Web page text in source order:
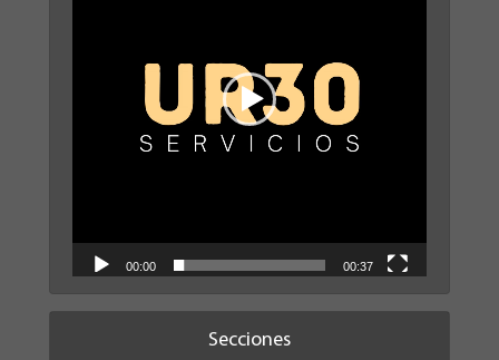
00:00 00:37
Secciones